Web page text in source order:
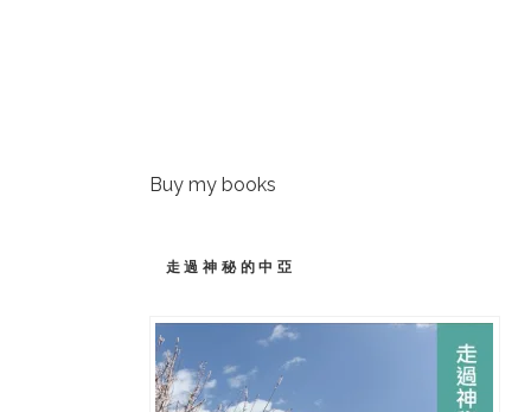
Buy my books
走過神秘的中亞